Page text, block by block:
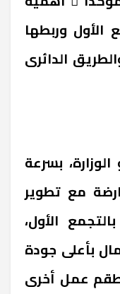
الأول وربطها
الدائرى
بسرعة
مع تطوير
الأول،
بأعلى جودة
عمل أخرى